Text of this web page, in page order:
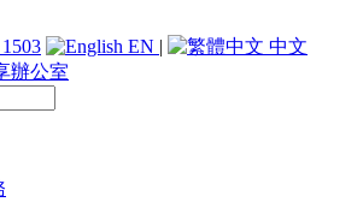
EN | 中文